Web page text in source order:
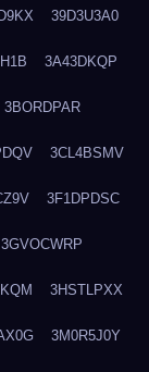
39D3U3A0
3A43DKQP
3BORDPAR
3CL4BSMV
3F1DPDSC
3GVOCWRP
3HSTLPXX
3M0R5J0Y